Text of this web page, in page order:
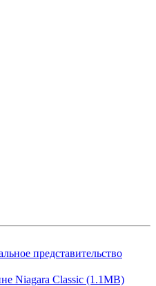
представительство
Niagara Classic (1.1MB)